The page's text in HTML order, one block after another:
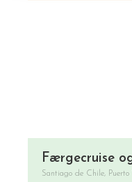
Færgecruise
Santiago de Chile, Puerto